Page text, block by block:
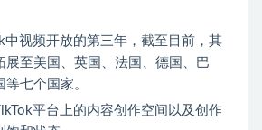
中视频开放的第三年，截至目前，其
展至美国、英国、法国、德国、巴
七个国家。
平台上的内容创作空间以及创作